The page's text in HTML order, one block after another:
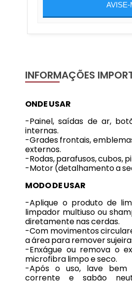
AVISE-
INFORMAÇÕES
ONDE USAR
-Painel, saídas de ar,
internas.
-Grades frontais,
externos.
-Rodas, parafusos, cubos,
-Motor (detalhamento a
MODO DE USAR
-Aplique o produto de
limpador multiuso ou
diretamente nas cerdas.
-Com movimentos
a área para remover
-Enxágue ou remova o
microfibra limpo e seco.
-Após o uso, lave
corrente e sabão